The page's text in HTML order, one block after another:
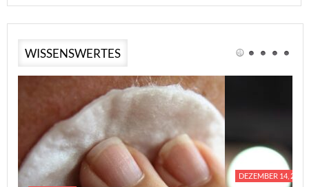
WISSENSWERTES
DEZEMBER 14, 2023